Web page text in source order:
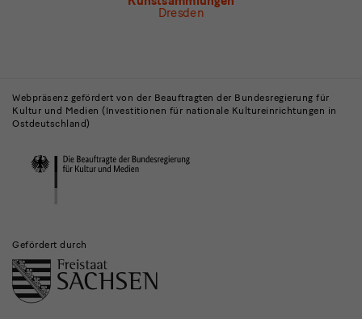
Dresden
Museen
und
Institutionen
Webpräsenz gefördert von der Beauftragten der Bundesregierung für
Kultur und Medien (Investitionen für nationale Kultureinrichtungen in
Ostdeutschland)
Gefördert durch